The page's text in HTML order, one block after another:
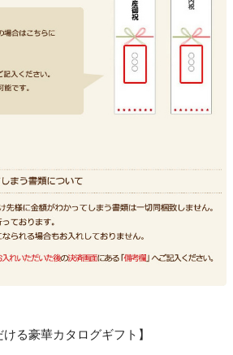
る豪華カタログギフト】